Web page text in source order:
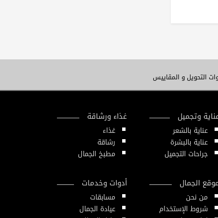
التحويل و المقاييس
وتجميل
عناية بالشعر
عناية بالبشرة
جراحات التجميل
غذاء ورشاقة
غذاء
رشاقة
مطبخ الجمال
الجمال
من نحن
شروط الإستخدام
أدوات وخدمات
مسابقات
عيادة الجمال